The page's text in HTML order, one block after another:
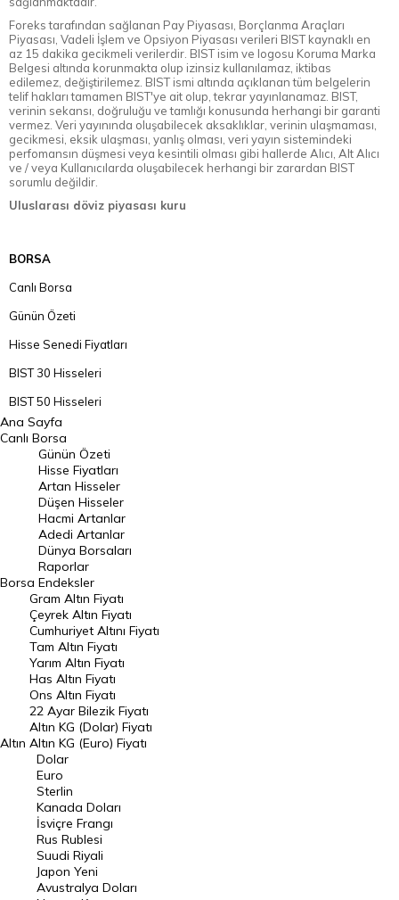
Foreks tarafından sağlanan Pay Piyasası, Borçlanma Araçları
Piyasası, Vadeli İşlem ve Opsiyon Piyasası verileri BIST kaynaklı en
az 15 dakika gecikmeli verilerdir. BIST isim ve logosu Koruma Marka
Belgesi altında korunmakta olup izinsiz kullanılamaz, iktibas
edilemez, değiştirilemez. BIST ismi altında açıklanan tüm belgelerin
telif hakları tamamen BIST'ye ait olup, tekrar yayınlanamaz. BIST,
verinin sekansı, doğruluğu ve tamlığı konusunda herhangi bir garanti
vermez. Veri yayınında oluşabilecek aksaklıklar, verinin ulaşmaması,
gecikmesi, eksik ulaşması, yanlış olması, veri yayın sistemindeki
perfomansın düşmesi veya kesintili olması gibi hallerde Alıcı, Alt Alıcı
ve / veya Kullanıcılarda oluşabilecek herhangi bir zarardan BIST
sorumlu değildir.
Uluslarası döviz piyasası kuru
BORSA
Canlı Borsa
Günün Özeti
Hisse Senedi Fiyatları
BIST 30 Hisseleri
BIST 50 Hisseleri
BIST 100 Hisseleri
En Çok Artan Hisseler
En Çok Düşen Hisseler
Hacmi Artanlar
Geçmiş Kapanışlar
Dünya Borsaları
Raporlar
Endeksler
DÖVİZ
Döviz Kuru
Dolar Kuru
Euro Kuru
Pound Kuru
Frank Kuru
Riyal Kuru
Avustralya Doları
Danimarka Kronu Kuru
Ana Sayfa
Canlı Borsa
Borsa
Günün Özeti
Hisse Fiyatları
Artan Hisseler
Düşen Hisseler
Hacmi Artanlar
Adedi Artanlar
Dünya Borsaları
Raporlar
Endeksler
Altın
Gram Altın Fiyatı
Çeyrek Altın Fiyatı
Cumhuriyet Altını Fiyatı
Tam Altın Fiyatı
Yarım Altın Fiyatı
Has Altın Fiyatı
Ons Altın Fiyatı
22 Ayar Bilezik Fiyatı
Altın KG (Dolar) Fiyatı
Altın KG (Euro) Fiyatı
Dolar
Euro
Sterlin
Kanada Doları
İsviçre Frangı
Rus Rublesi
Suudi Riyali
Japon Yeni
Avustralya Doları